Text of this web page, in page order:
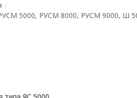
/
РУСМ 5000, РУСМ 8000, РУСМ